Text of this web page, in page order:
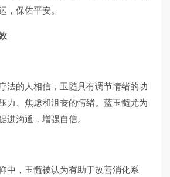
，保佑平安。
法的人相信，玉髓具有调节情绪的功
力、焦虑和沮丧的情绪。蓝玉髓尤为
进沟通，增强自信。
中，玉髓被认为有助于改善消化系